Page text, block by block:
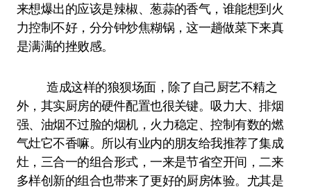
来想爆出的应该是辣椒、葱蒜的香气，谁能想到火
力控制不好，分分钟炒焦糊锅，这一趟做菜下来真
是满满的挫败感。
造成这样的狼狈场面，除了自己厨艺不精之
外，其实厨房的硬件配置也很关键。吸力大、排烟
强、油烟不过脸的烟机，火力稳定、控制有数的燃
气灶它不香嘛。所以有业内的朋友给我推荐了集成
灶，三合一的组合形式，一来是节省空开间，二来
多样创新的组合也带来了更好的厨房体验。尤其是